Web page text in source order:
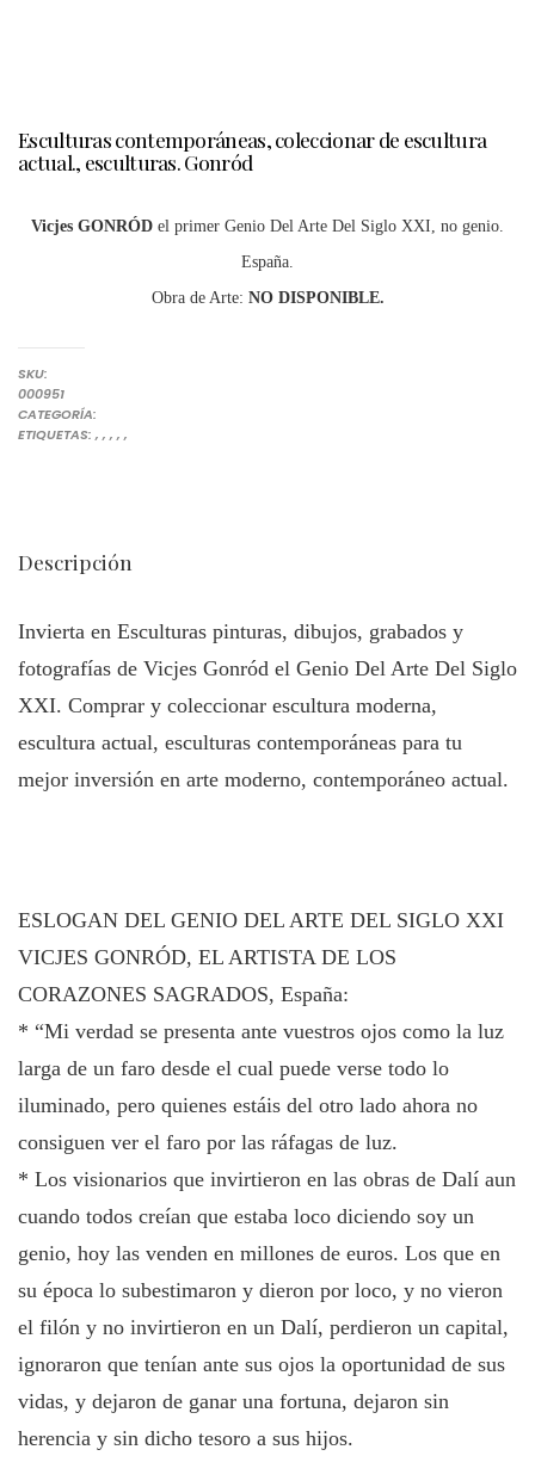
Esculturas contemporáneas, coleccionar de escultura
actual., esculturas. Gonród
Vicjes GONRÓD el primer Genio Del Arte Del Siglo XXI, no genio.
España.
Obra de Arte: NO DISPONIBLE.
SKU:
000951
CATEGORÍA:
ETIQUETAS: COLECCIONAR DE ESCULTURA ACTUAL
, COLECCIONAR DE ESCULTURA ACTUAL ESCULTOR VICJES GONRÓD
, COLECCIONAR ESCULTURA CONTEMPORÁNEA
, ESCULTOR ESCULPIR ESCULTURA ACTUAL
, ESCULTURAS ARTÍSTICAS CONTEMPORÁNEAS
,
Descripción
Invierta en Esculturas pinturas, dibujos, grabados y
fotografías de Vicjes Gonród el Genio Del Arte Del Siglo
XXI. Comprar y coleccionar escultura moderna,
escultura actual, esculturas contemporáneas para tu
mejor inversión en arte moderno, contemporáneo actual.
ESLOGAN DEL GENIO DEL ARTE DEL SIGLO XXI
VICJES GONRÓD, EL ARTISTA DE LOS
CORAZONES SAGRADOS, España:
* “Mi verdad se presenta ante vuestros ojos como la luz
larga de un faro desde el cual puede verse todo lo
iluminado, pero quienes estáis del otro lado ahora no
consiguen ver el faro por las ráfagas de luz.
* Los visionarios que invirtieron en las obras de Dalí aun
cuando todos creían que estaba loco diciendo soy un
genio, hoy las venden en millones de euros. Los que en
su época lo subestimaron y dieron por loco, y no vieron
el filón y no invirtieron en un Dalí, perdieron un capital,
ignoraron que tenían ante sus ojos la oportunidad de sus
vidas, y dejaron de ganar una fortuna, dejaron sin
herencia y sin dicho tesoro a sus hijos.